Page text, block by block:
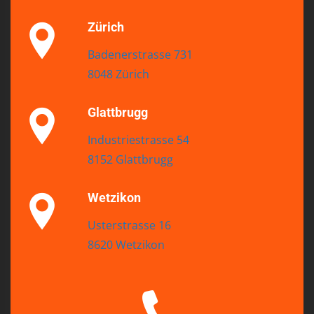
Zürich
Badenerstrasse 731
8048 Zürich
Glattbrugg
Industriestrasse 54
8152 Glattbrugg
Wetzikon
Usterstrasse 16
8620 Wetzikon